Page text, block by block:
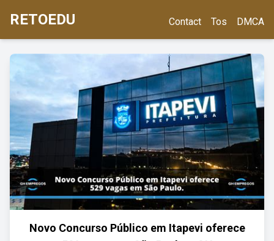
RETOEDU Contact Tos DMCA
Novo Concurso Público em Itapevi oferece